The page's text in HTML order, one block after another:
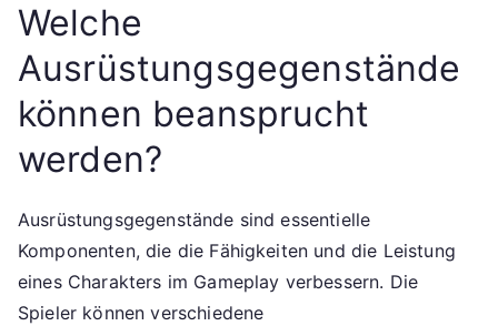
Welche
Ausrüstungsgegenstände
können beansprucht
werden?
Ausrüstungsgegenstände sind essentielle
Komponenten, die die Fähigkeiten und die Leistung
eines Charakters im Gameplay verbessern. Die
Spieler können verschiedene